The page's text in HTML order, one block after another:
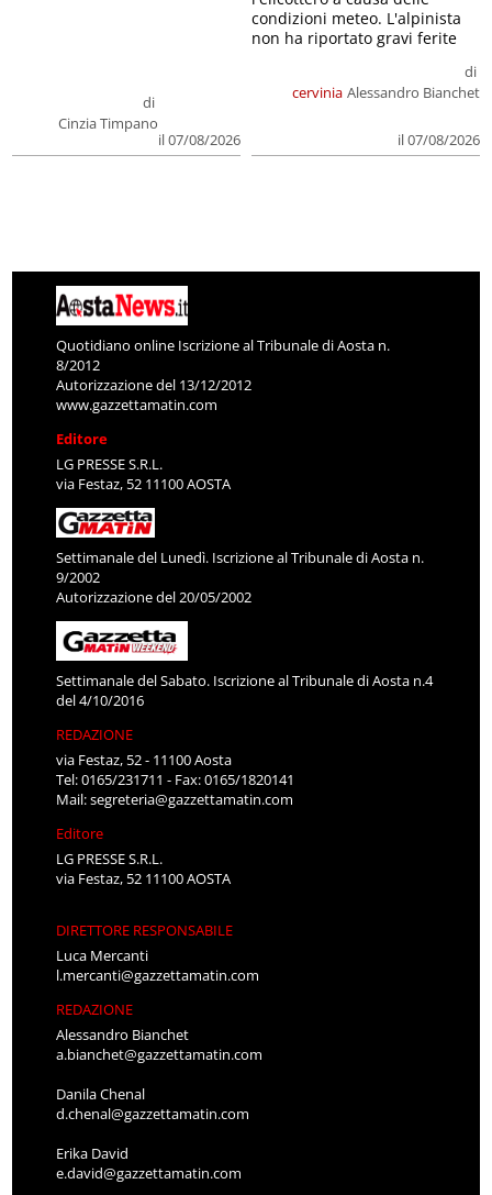
di
Cinzia Timpano
il 07/08/2026
cervinia
di
Alessandro Bianchet
il 07/08/2026
condizioni meteo. L'alpinista
non ha riportato gravi ferite
Quotidiano online Iscrizione al Tribunale di Aosta n.
8/2012
Autorizzazione del 13/12/2012
www.gazzettamatin.com
Editore
LG PRESSE S.R.L.
via Festaz, 52 11100 AOSTA
Settimanale del Lunedì. Iscrizione al Tribunale di Aosta n.
9/2002
Autorizzazione del 20/05/2002
Settimanale del Sabato. Iscrizione al Tribunale di Aosta n.4
del 4/10/2016
REDAZIONE
via Festaz, 52 - 11100 Aosta
Tel: 0165/231711 - Fax: 0165/1820141
Mail:segreteria@gazzettamatin.com
Editore
LG PRESSE S.R.L.
via Festaz, 52 11100 AOSTA
DIRETTORE RESPONSABILE
Luca Mercanti
l.mercanti@gazzettamatin.com
REDAZIONE
Alessandro Bianchet
a.bianchet@gazzettamatin.com
Danila Chenal
d.chenal@gazzettamatin.com
Erika David
e.david@gazzettamatin.com